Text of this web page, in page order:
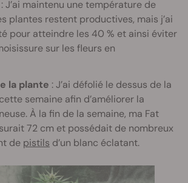
: J’ai maintenu une température de
plantes restent productives, mais j’ai
pour atteindre les 40 % et ainsi éviter
sur les fleurs en
la plante : J’ai défolié le dessus de la
semaine afin d’améliorer la
À la fin de la semaine, ma Fat
72 cm et possédait de nombreux
de pistils d’un blanc éclatant.